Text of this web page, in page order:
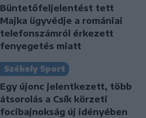
Büntetőfeljelentést tett
Majka ügyvédje a romániai
telefonszámról érkezett
fenyegetés miatt
Székely Sport
Egy újonc jelentkezett, több
átsorolás a Csík körzeti
focibajnokság új idényében